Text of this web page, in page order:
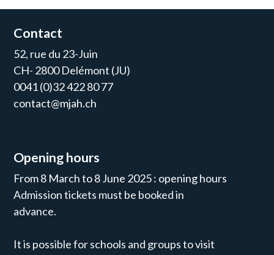
Contact
52, rue du 23-Juin
CH- 2800 Delémont (JU)
0041 (0)32 422 80 77
contact@mjah.ch
Opening hours
From 8 March to 8 June 2025 : opening hours
Admission tickets must be booked in
advance.
It is possible for schools and groups to visit